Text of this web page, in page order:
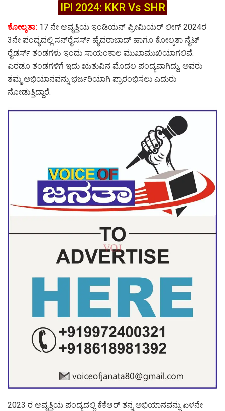
IPl 2024: KKR Vs SHR
ಕೋಲ್ಕತಾ: 17 ನೇ ಆವೃತ್ತಿಯ ಇಂಡಿಯನ್ ಪ್ರೀಮಿಯರ್ ಲೀಗ್​ 2024ರ
3ನೇ ಪಂದ್ಯದಲ್ಲಿ ಸನ್​ರೈಸರ್ಸ್​ ಹೈದರಾಬಾದ್ ಹಾಗೂ ಕೋಲ್ಕತಾ ನೈಟ್
ರೈಡರ್ಸ್ ತಂಡಗಳು ಇಂದು ಸಾಯಂಕಾಲ ಮುಖಾಮುಖಿಯಾಗಲಿವೆ.
ಎರಡೂ ತಂಡಗಳಿಗೆ ಇದು ಋತುವಿನ ಮೊದಲ ಪಂದ್ಯವಾಗಿದ್ದು, ಅವರು
ತಮ್ಮ ಅಭಿಯಾನವನ್ನು ಭರ್ಜರಿಯಾಗಿ ಪ್ರಾರಂಭಿಸಲು ಎದುರು
ನೋಡುತ್ತಿದ್ದಾರೆ.
2023 ರ ಆವೃತ್ತಿಯ ಪಂದ್ಯದಲ್ಲಿ ಕೆಕೆಆರ್ ತನ್ನ ಅಭಿಯಾನವನ್ನು ಏಳನೇ